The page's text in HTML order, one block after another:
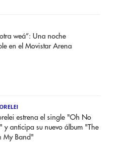
weá”: Una noche
en el Movistar Arena
estrena el single "Oh No
y anticipa su nuevo álbum "The
My Band"